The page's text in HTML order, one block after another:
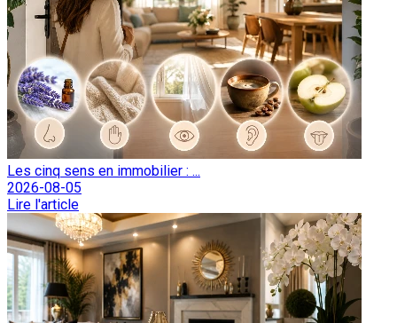
Les cinq sens en immobilier : ...
2026-08-05
Lire l'article